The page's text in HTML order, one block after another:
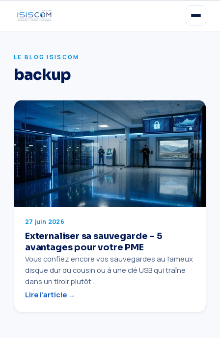
LE BLOG ISISCOM
backup
27 juin 2026
Externaliser sa sauvegarde – 5
avantages pour votre PME
Vous confiez encore vos sauvegardes au fameux
disque dur du cousin ou à une clé USB qui traîne
dans un tiroir plutôt…
Lire l’article →